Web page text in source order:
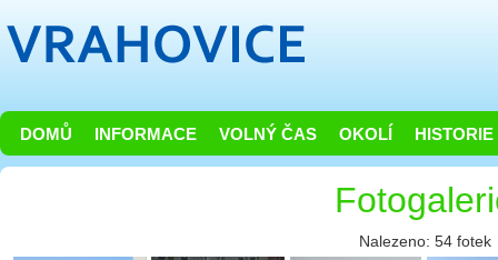
DOMŮ INFORMACE VOLNÝ ČAS OKOLÍ HISTORIE
Nalezeno: 54 fotek